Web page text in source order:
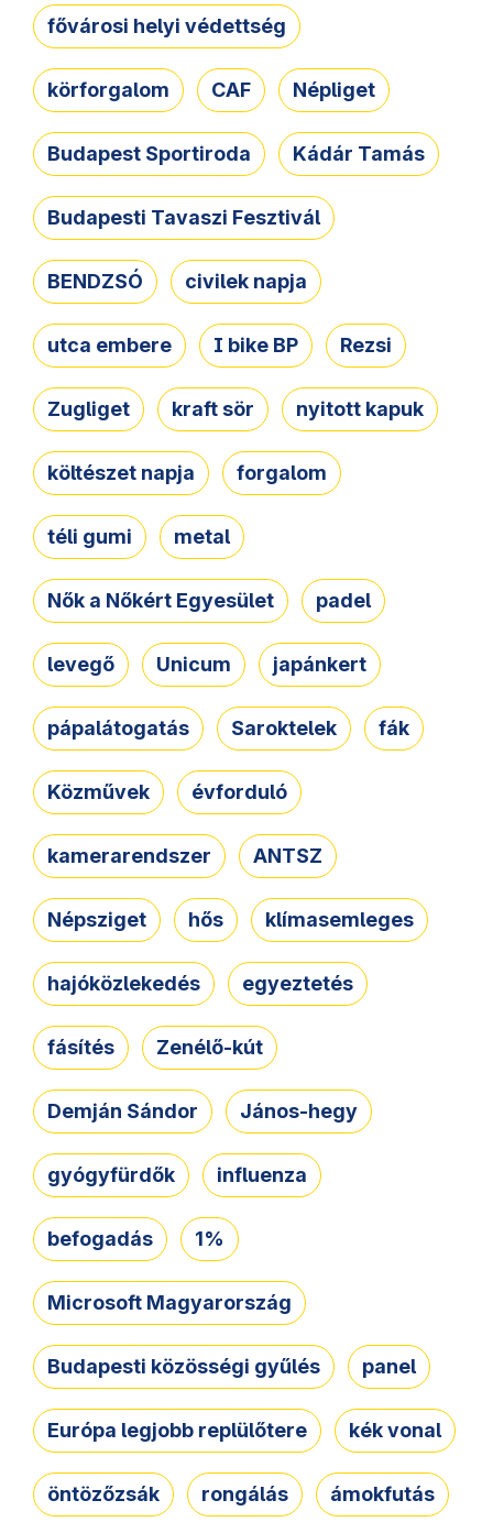
fővárosi helyi védettség
körforgalom CAF Népliget
Budapest Sportiroda Kádár Tamás
Budapesti Tavaszi Fesztivál
BENDZSÓ civilek napja
utca embere I bike BP Rezsi
Zugliget kraft sör nyitott kapuk
költészet napja forgalom
téli gumi metal
Nők a Nőkért Egyesület padel
levegő Unicum japánkert
pápalátogatás Saroktelek fák
Közművek évforduló
kamerarendszer ANTSZ
Népsziget hős klímasemleges
hajóközlekedés egyeztetés
fásítés Zenélő-kút
Demján Sándor János-hegy
gyógyfürdők influenza
befogadás 1%
Microsoft Magyarország
Budapesti közösségi gyűlés panel
Európa legjobb replülőtere kék vonal
öntözőzsák rongálás ámokfutás